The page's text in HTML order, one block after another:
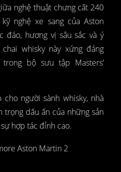
nghệ thuật chưng cất 240
nghệ xe sang của Aston
đáo, hương vị sâu sắc và ý
chai whisky này xứng đáng
bộ sưu tập Masters’
người sành whisky, nhà
trọng dấu ấn của những sản
hợp tác đỉnh cao.